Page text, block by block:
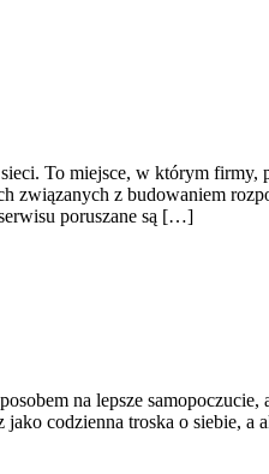
To miejsce, w którym firmy,
związanych z budowaniem
poruszane są […]
na lepsze
codzienna troska o siebie, a